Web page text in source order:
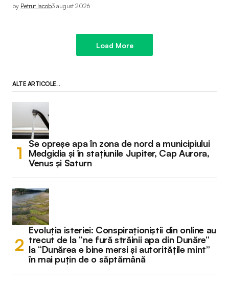
by Petruț Iacob3 august 2026
Load More
ALTE ARTICOLE...
Se opreșe apa în zona de nord a municipiului
Medgidia și în stațiunile Jupiter, Cap Aurora,
Venus și Saturn
Evoluția isteriei: Conspiraționiștii din online au
trecut de la “ne fură străinii apa din Dunăre”
la “Dunărea e bine mersi și autoritățile mint”
în mai puțin de o săptămână